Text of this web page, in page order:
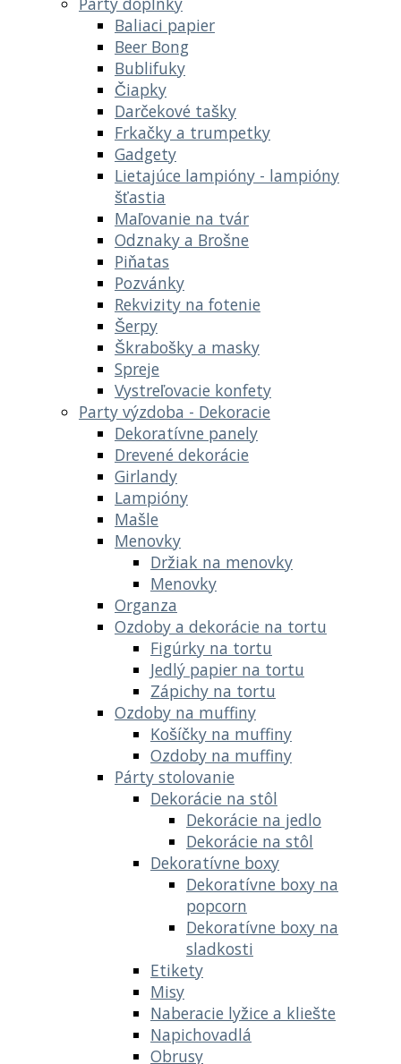
Baliaci papier
Beer Bong
Bublifuky
Čiapky
Darčekové tašky
Frkačky a trumpetky
Gadgety
Lietajúce lampióny - lampióny
šťastia
Maľovanie na tvár
Odznaky a Brošne
Piňatas
Pozvánky
Rekvizity na fotenie
Šerpy
Škrabošky a masky
Spreje
Vystreľovacie konfety
Party výzdoba - Dekoracie
Dekoratívne panely
Drevené dekorácie
Girlandy
Lampióny
Mašle
Menovky
Držiak na menovky
Menovky
Organza
Ozdoby a dekorácie na tortu
Figúrky na tortu
Jedlý papier na tortu
Zápichy na tortu
Ozdoby na muffiny
Košíčky na muffiny
Ozdoby na muffiny
Párty stolovanie
Dekorácie na stôl
Dekorácie na jedlo
Dekorácie na stôl
Dekoratívne boxy
Dekoratívne boxy na
popcorn
Dekoratívne boxy na
sladkosti
Etikety
Misy
Naberacie lyžice a kliešte
Napichovadlá
Obrusy